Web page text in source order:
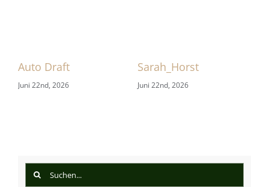
Auto Draft
Juni 22nd, 2026
Sarah_Horst
Juni 22nd, 2026
Suche